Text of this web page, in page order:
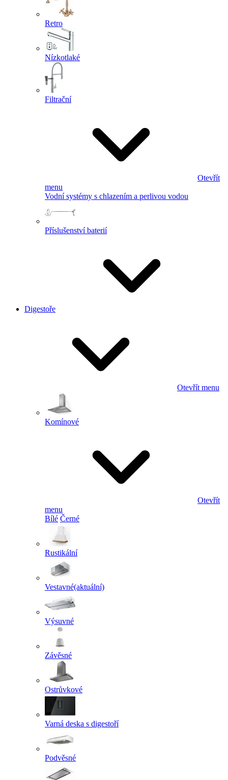
Retro
Nízkotlaké
Filtrační
Otevřít
menu
Vodní systémy s chlazením a perlivou vodou
Příslušenství baterií
Digestoře
Otevřít menu
Komínové
Otevřít
menu
Bílé Černé
Rustikální
Vestavné(aktuální)
Výsuvné
Závěsné
Ostrůvkové
Varná deska s digestoří
Podvěsné